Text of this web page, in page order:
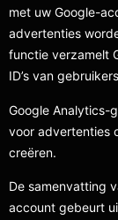
met uw Google-
advertenties
functie verzamelt
ID’s van
Google Analytics-
voor advertenties
creëren.
De samenvatting
account gebeurt